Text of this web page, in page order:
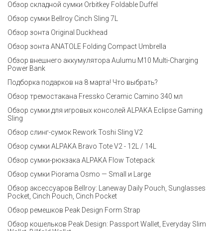
Обзор складной сумки Orbitkey Foldable Duffel
Обзор сумки Bellroy Cinch Sling 7L
Обзор зонта Original Duckhead
Обзор зонта ANATOLE Folding Compact Umbrella
Обзор внешнего аккумулятора Aulumu M10 Multi-Charging
Power Bank
Подборка подарков на 8 марта! Что выбрать?
Обзор тремостакана Fressko Ceramic Camino 340 мл
Обзор сумки для игровых консолей ALPAKA Eclipse Gaming
Sling
Обзор слинг-сумок Rework Toshi Sling V2
Обзор сумки ALPAKA Bravo Tote V2 - 12L / 14L
Обзор сумки-рюкзака ALPAKA Flow Totepack
Обзор сумки Piorama Osmo — Small и Large
Обзор аксессуаров Bellroy: Laneway Daily Pouch, Sunglasses
Pocket, Cinch Pouch, Cinch Pocket
Обзор ремешков Peak Design Form Strap
Обзор кошельков Peak Design: Passport Wallet, Everyday Slim